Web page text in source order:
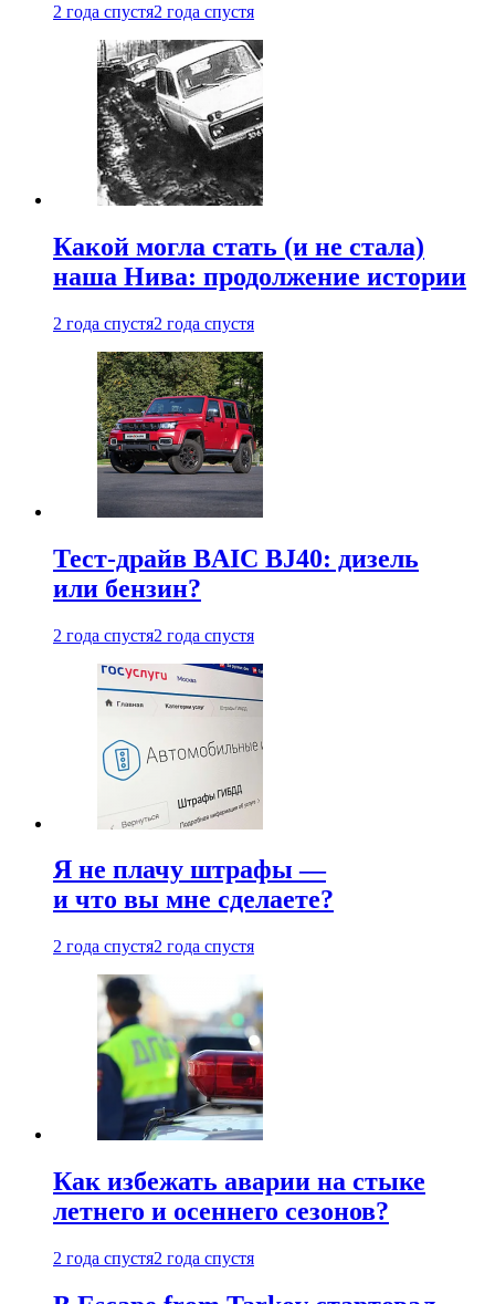
2 года спустя2 года спустя
Какой могла стать (и не стала)
наша Нива: продолжение истории
2 года спустя2 года спустя
Тест-драйв BAIC BJ40: дизель
или бензин?
2 года спустя2 года спустя
Я не плачу штрафы —
и что вы мне сделаете?
2 года спустя2 года спустя
Как избежать аварии на стыке
летнего и осеннего сезонов?
2 года спустя2 года спустя